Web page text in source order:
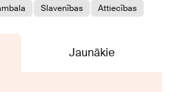
Slavenības Attiecības
Jaunākie